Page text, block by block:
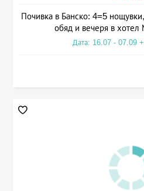
Почивка в Банско: 4=5
обяд и вечеря в хотел
Дата: 16.07 - 07.09